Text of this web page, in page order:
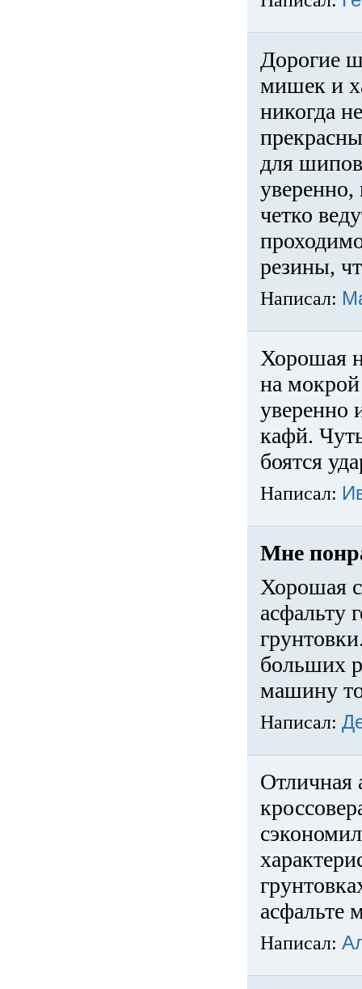
Дорогие
мишек и
никогда
для
четко
резины,
Написал:
Хорошая
на
уверенно
кафй.
боятся
Написал:
Мне
Хорошая
асфальту
больших
машину
Написал:
Отличная
асфальте
Написал: